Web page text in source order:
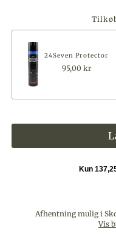
24Seven Protector
95,00 kr
Afhentning mulig i
Vis